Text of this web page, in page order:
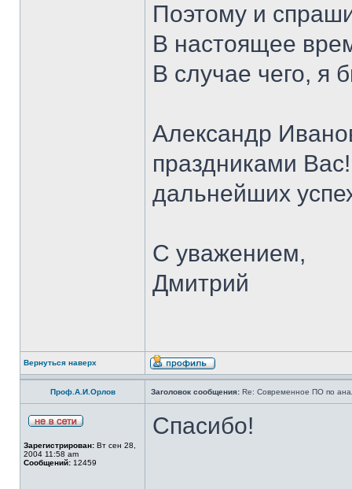
Поэтому и
В настоящее
В случае чего, я
Александр
праздниками
дальнейших
С уважением,
Дмитрий
Вернуться наверх
Проф.А.И.Орлов Заголовок сообщения: Re: Современное ПО по
Зарегистрирован: Вт сен 28,
2004 11:58 am
Сообщений: 12459
Спасибо!